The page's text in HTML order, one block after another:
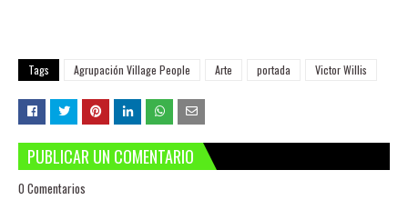
Tags Agrupación Village People Arte portada Victor Willis
PUBLICAR UN COMENTARIO
0 Comentarios